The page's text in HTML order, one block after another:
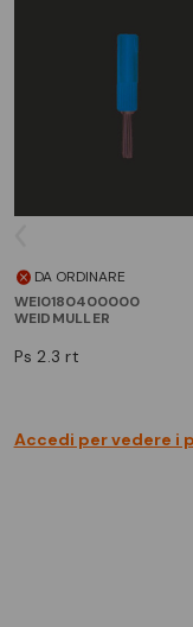
DA ORDINARE
WEI0180400000
WEIDMULLER
ps 2.3 rt
Accedi per vedere i